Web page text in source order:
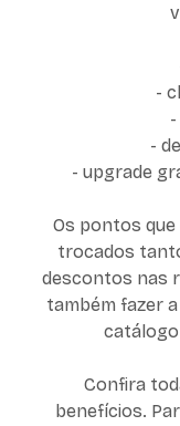
-
-
- upgrade
Os pontos
trocados
descontos nas
também fazer
catálogo
Confira
benefícios.